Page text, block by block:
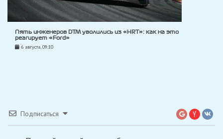
Пять инженеров DTM уволились из «HRT»: как на это
реагирует «Ford»
6 августа, 09:10
Подписаться